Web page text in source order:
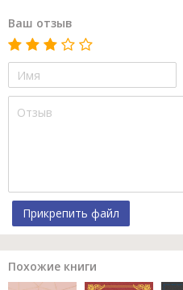
Ваш отзыв
Прикрепить файл
Похожие книги